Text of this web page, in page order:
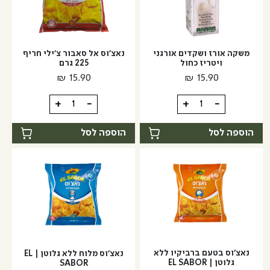
גלוטן
משקה אורז ושקדים אורגני
ויטריז כחול
₪ 15.90
-
כמות
של
משקה
אורז
אורגני
ויטריז
כחול
+
הוספה לסל
נאצ’וס אל סאבור צ’ילי חריף
225 גרם
₪ 15.90
-
כמות
של
נאצ’וס
אל
צ’ילי
חריף
225
גרם
+
הוספה לסל
נאצ’וס בטעם ברביקיו ללא
גלוטן | EL SABOR
נאצ’וס מלוח ללא גלוטן | EL
SABOR